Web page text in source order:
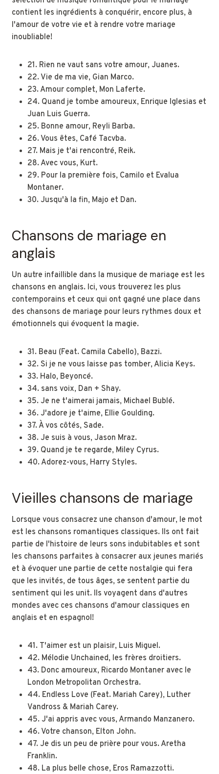
contient les ingrédients à conquérir, encore plus, à
l'amour de votre vie et à rendre votre mariage
inoubliable!
21. Rien ne vaut sans votre amour, Juanes.
22. Vie de ma vie, Gian Marco.
23. Amour complet, Mon Laferte.
24. Quand je tombe amoureux, Enrique Iglesias et
Juan Luis Guerra.
25. Bonne amour, Reyli Barba.
26. Vous êtes, Café Tacvba.
27. Mais je t'ai rencontré, Reik.
28. Avec vous, Kurt.
29. Pour la première fois, Camilo et Evalua
Montaner.
30. Jusqu'à la fin, Majo et Dan.
Chansons de mariage en
anglais
Un autre infaillible dans la musique de mariage est les
chansons en anglais. Ici, vous trouverez les plus
contemporains et ceux qui ont gagné une place dans
des chansons de mariage pour leurs rythmes doux et
émotionnels qui évoquent la magie.
31. Beau (Feat. Camila Cabello), Bazzi.
32. Si je ne vous laisse pas tomber, Alicia Keys.
33. Halo, Beyoncé.
34. sans voix, Dan + Shay.
35. Je ne t'aimerai jamais, Michael Bublé.
36. J'adore je t'aime, Ellie Goulding.
37. À vos côtés, Sade.
38. Je suis à vous, Jason Mraz.
39. Quand je te regarde, Miley Cyrus.
40. Adorez-vous, Harry Styles.
Vieilles chansons de mariage
Lorsque vous consacrez une chanson d'amour, le mot
est les chansons romantiques classiques. Ils ont fait
partie de l'histoire de leurs sons indubitables et sont
les chansons parfaites à consacrer aux jeunes mariés
et à évoquer une partie de cette nostalgie qui fera
que les invités, de tous âges, se sentent partie du
sentiment qui les unit. Ils voyagent dans d'autres
mondes avec ces chansons d'amour classiques en
anglais et en espagnol!
41. T'aimer est un plaisir, Luis Miguel.
42. Mélodie Unchained, les frères droitiers.
43. Donc amoureux, Ricardo Montaner avec le
London Metropolitan Orchestra.
44. Endless Love (Feat. Mariah Carey), Luther
Vandross & Mariah Carey.
45. J'ai appris avec vous, Armando Manzanero.
46. ​​Votre chanson, Elton John.
47. Je dis un peu de prière pour vous. Aretha
Franklin.
48. La plus belle chose, Eros Ramazzotti.